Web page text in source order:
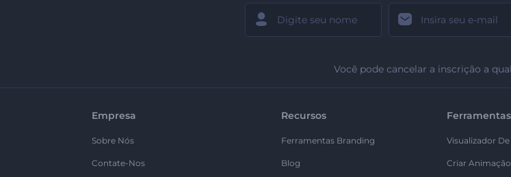
Você pode cancelar a inscrição a
Empresa
Sobre Nós
Contate-Nos
Recursos
Ferramentas Branding
Blog
Visualizador
Criar